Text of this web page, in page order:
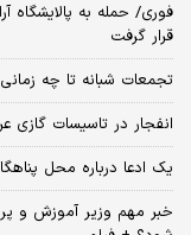
فوری/ حمله به
قرار گرفت
تجمعات شبانه تا چه زمانی
انفجار در تاسیسات گازی
یک ادعا درباره محل
خبر مهم وزیر آموزش و